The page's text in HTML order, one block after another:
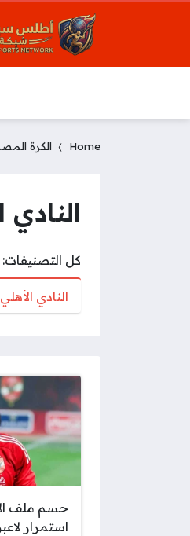
Home الكرة
النادي
كل التصنيفات:
النادي الأهلي
حسم ملف
استمرار